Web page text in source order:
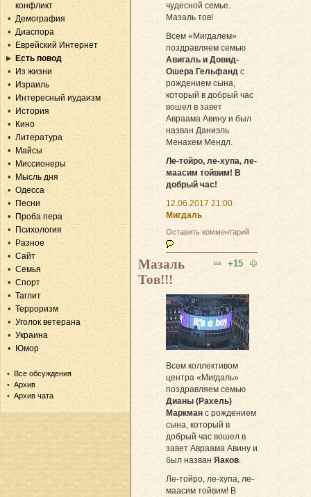
конфликт
Демография
Диаспора
Еврейский Интернет
Есть повод
Из жизни
Израиль
Интересный иудаизм
История
Кино
Литература
Майсы
Миссионеры
Мысль дня
Одесса
Песни
Проба пера
Психология
Разное
Сайт
Семья
Спорт
Таглит
Терроризм
Уголок ветерана
Украина
Юмор
Все обсуждения
Архив
Архив чата
чудесной семье.
Мазаль тов!
Всем «Мигдалем»
поздравляем семью
Авигаль и Довид-
Ошера Гельфанд с
рождением сына,
который в добрый час
вошел в завет
Авраама Авину и был
назван Даниэль
Менахем Мендл.
Ле-тойро, ле-хупа, ле-
маасим тойвим! В
добрый час!
12.06.2017 21:00
Мигдаль
Оставить комментарий
+15
Мазаль
Тов!!!
Всем коллективом
центра «Мигдаль»
поздравляем семью
Дианы (Рахель)
Маркман с рождением
сына, который в
добрый час вошел в
завет Авраама Авину и
был назван Яаков.
Ле-тойро, ле-хупа, ле-
маасим тойвим! В